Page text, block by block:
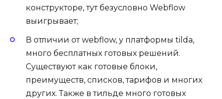
конструкторе, тут безусловно Webflow
выигрывает;
В отличии от webflow, у платформы tilda,
много бесплатных готовых решений.
Существуют как готовые блоки,
преимуществ, списков, тарифов и многих
других. Также в тильде много готовых